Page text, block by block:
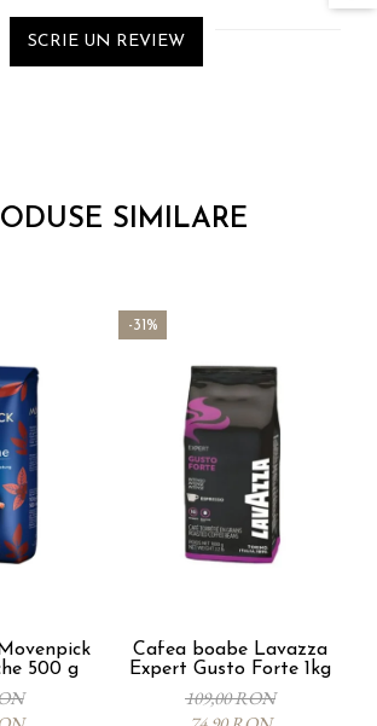
SCRIE UN REVIEW
SIMILARE
der Himmlische 500 g
-31%
Cafea boabe Lavazza
Expert Gusto Forte 1kg
109,00 RON